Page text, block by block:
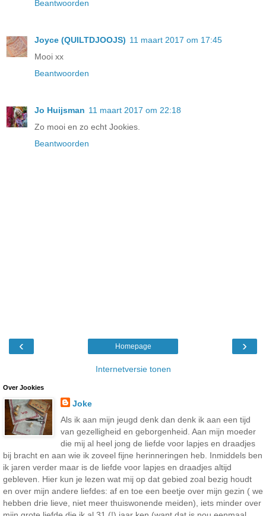
Beantwoorden
Joyce (QUILTDJOOJS) 11 maart 2017 om 17:45
Mooi xx
Beantwoorden
Jo Huijsman 11 maart 2017 om 22:18
Zo mooi en zo echt Jookies.
Beantwoorden
‹ ›
Homepage
Internetversie tonen
Over Jookies
Joke
Als ik aan mijn jeugd denk dan denk ik aan een tijd
van gezelligheid en geborgenheid. Aan mijn moeder
die mij al heel jong de liefde voor lapjes en draadjes
bij bracht en aan wie ik zoveel fijne herinneringen heb. Inmiddels ben
ik jaren verder maar is de liefde voor lapjes en draadjes altijd
gebleven. Hier kun je lezen wat mij op dat gebied zoal bezig houdt
en over mijn andere liefdes: af en toe een beetje over mijn gezin ( we
hebben drie lieve, niet meer thuiswonende meiden), iets minder over